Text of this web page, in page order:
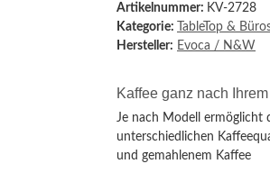
Artikelnummer: KV-2728
Kategorie:
TableTop &
Hersteller: Evoca / N&W
Kaffee ganz nach
Je nach Modell ermöglicht
unterschiedlichen
und gemahlenem Kaffee